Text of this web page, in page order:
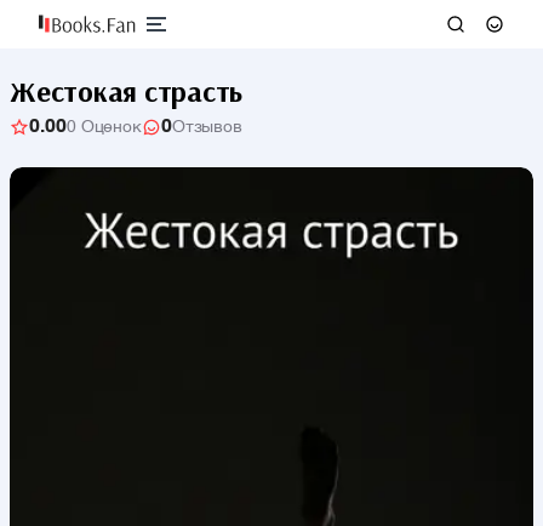
Жестокая страсть
0.000 Оценок 0Отзывов